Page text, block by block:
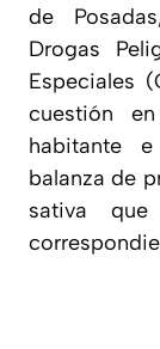
de
Drogas
Especiales
cuestión
habitante
balanza de
sativa